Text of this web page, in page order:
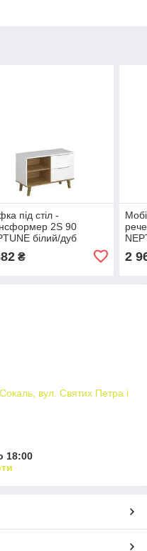
під стіл -
2S 90
білий/дуб
Тумбочка офісна
і зошитів
₴ 2
вул. Святих Петра і
18:00